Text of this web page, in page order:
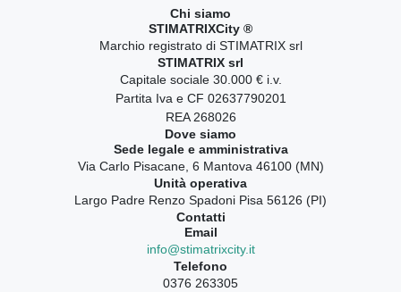
Chi siamo
STIMATRIXCity ®
Marchio registrato di STIMATRIX srl
STIMATRIX srl
Capitale sociale 30.000 € i.v.
Partita Iva e CF 02637790201
REA 268026
Dove siamo
Sede legale e amministrativa
Via Carlo Pisacane, 6 Mantova 46100 (MN)
Unità operativa
Largo Padre Renzo Spadoni Pisa 56126 (PI)
Contatti
Email
info@stimatrixcity.it
Telefono
0376 263305